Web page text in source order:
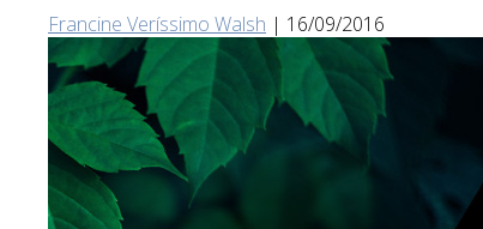
Francine Veríssimo Walsh | 16/09/2016